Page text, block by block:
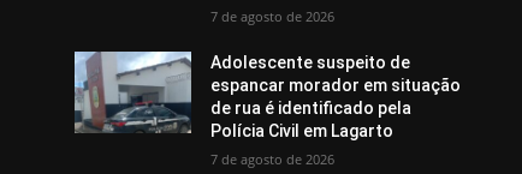
7 de agosto de 2026
Adolescente suspeito de
espancar morador em situação
de rua é identificado pela
Polícia Civil em Lagarto
7 de agosto de 2026